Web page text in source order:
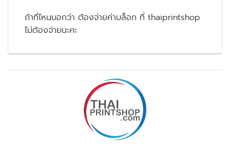
ถ้าที่ไหนบอกว่า ต้องจ่ายค่าบล็อก ที่ thaiprintshop
ไม่ต้องจ่ายนะคะ